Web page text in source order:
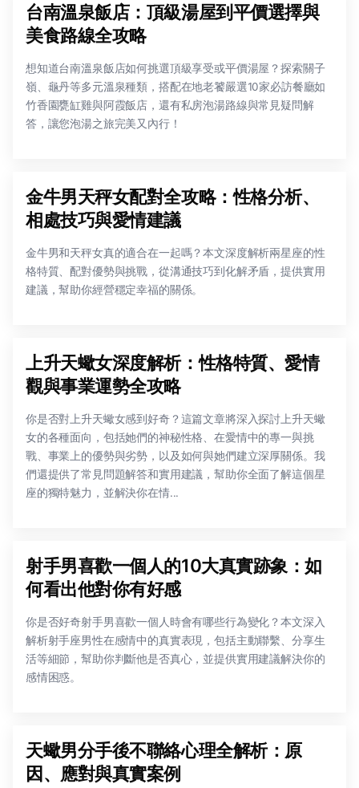
台南溫泉飯店：頂級湯屋到平價選擇與
美食路線全攻略
想知道台南溫泉飯店如何挑選頂級享受或平價湯屋？探索關子
嶺、龜丹等多元溫泉種類，搭配在地老饕嚴選10家必訪餐廳如
竹香園甕缸雞與阿霞飯店，還有私房泡湯路線與常見疑問解
答，讓您泡湯之旅完美又內行！
金牛男天秤女配對全攻略：性格分析、
相處技巧與愛情建議
金牛男和天秤女真的適合在一起嗎？本文深度解析兩星座的性
格特質、配對優勢與挑戰，從溝通技巧到化解矛盾，提供實用
建議，幫助你經營穩定幸福的關係。
上升天蠍女深度解析：性格特質、愛情
觀與事業運勢全攻略
你是否對上升天蠍女感到好奇？這篇文章將深入探討上升天蠍
女的各種面向，包括她們的神秘性格、在愛情中的專一與挑
戰、事業上的優勢與劣勢，以及如何與她們建立深厚關係。我
們還提供了常見問題解答和實用建議，幫助你全面了解這個星
座的獨特魅力，並解決你在情...
射手男喜歡一個人的10大真實跡象：如
何看出他對你有好感
你是否好奇射手男喜歡一個人時會有哪些行為變化？本文深入
解析射手座男性在感情中的真實表現，包括主動聯繫、分享生
活等細節，幫助你判斷他是否真心，並提供實用建議解決你的
感情困惑。
天蠍男分手後不聯絡心理全解析：原
因、應對與真實案例